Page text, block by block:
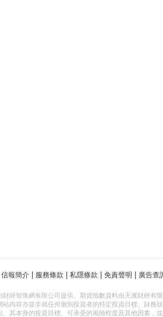
信報簡介 服務條款 私隱條款 免責聲明 廣告查
財經智珠網有限公司提供。期貨指數資料由天滙財經有
內容亦並非就任何個別投資者的特定投資目標、財務
其本身的投資目標、可承受的風險程度及其他因素，